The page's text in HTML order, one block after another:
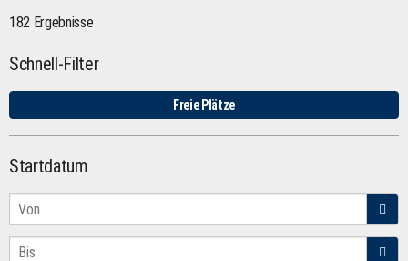
182 Ergebnisse
Schnell-Filter
Freie Plätze
Startdatum